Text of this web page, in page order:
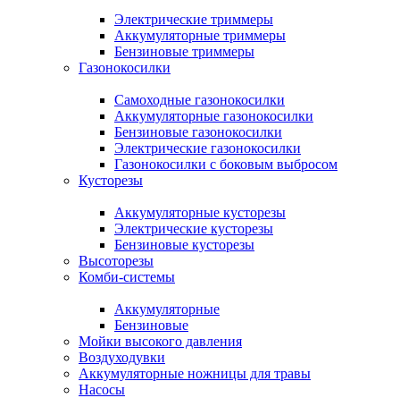
Электрические триммеры
Аккумуляторные триммеры
Бензиновые триммеры
Газонокосилки
Самоходные газонокосилки
Аккумуляторные газонокосилки
Бензиновые газонокосилки
Электрические газонокосилки
Газонокосилки с боковым выбросом
Кусторезы
Аккумуляторные кусторезы
Электрические кусторезы
Бензиновые кусторезы
Высоторезы
Комби-системы
Аккумуляторные
Бензиновые
Мойки высокого давления
Воздуходувки
Аккумуляторные ножницы для травы
Насосы